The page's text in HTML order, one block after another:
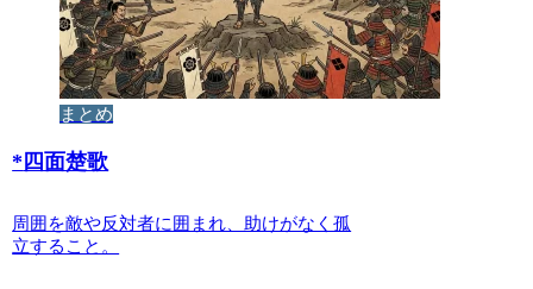
まとめ
* 四面楚歌
周囲を敵や反対者に囲まれ、助けがなく孤
立すること。